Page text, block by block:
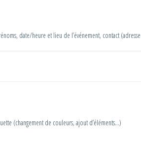
date/heure et lieu de l’événement, contact (adresse
(changement de couleurs, ajout d’éléments…)